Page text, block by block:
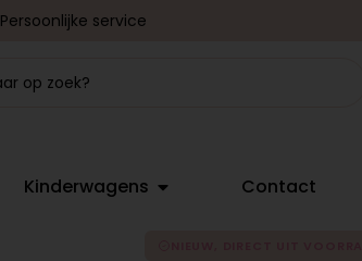
Persoonlijke service
Kinderwagens Contact